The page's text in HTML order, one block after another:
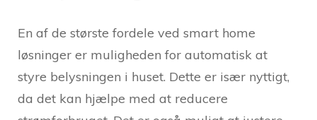
En af de største fordele ved smart home
løsninger er muligheden for automatisk at
styre belysningen i huset. Dette er især nyttigt,
da det kan hjælpe med at reducere